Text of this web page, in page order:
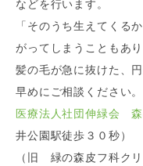
などを行います。
「そのうち生えてくる
がってしまうこともあり
髪の毛が急に抜けた、
早めにご相談ください。
医療法人社団伸緑会
井公園駅徒歩３０秒）
（旧 緑の森皮フ科クリ